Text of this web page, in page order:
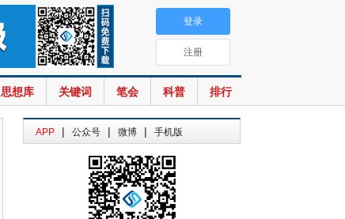
思想库 关键词 笔会 科普 排行
登录
注册
APP | 公众号 | 微博 | 手机版